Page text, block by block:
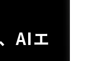
AIエ